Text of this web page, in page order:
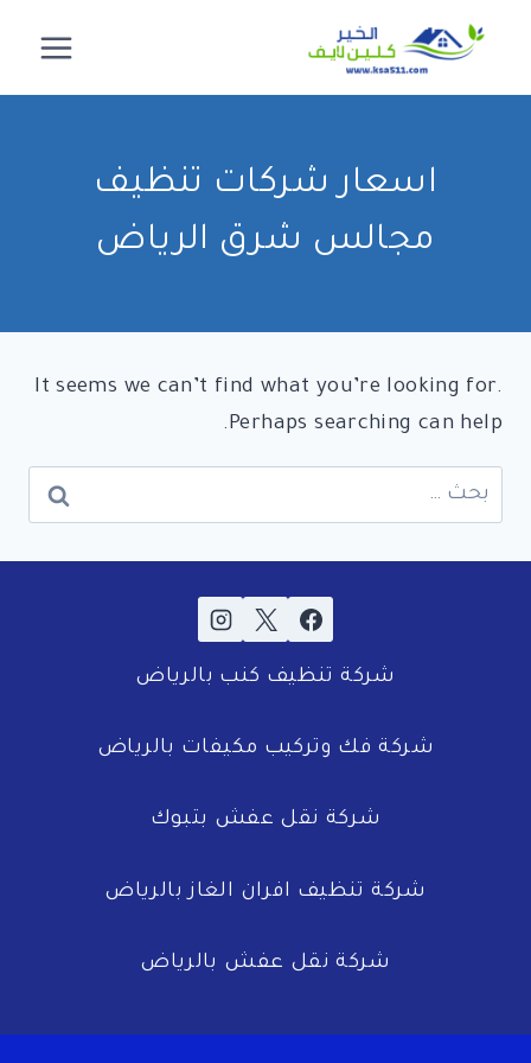
المحتوى
اسعار شركات تنظيف
مجالس شرق الرياض
It seems we can’t find what you’re looking for.
Perhaps searching can help.
البحث
عن:
شركة تنظيف كنب بالرياض
شركة فك وتركيب مكيفات بالرياض
شركة نقل عفش بتبوك
شركة تنظيف افران الغاز بالرياض
شركة نقل عفش بالرياض